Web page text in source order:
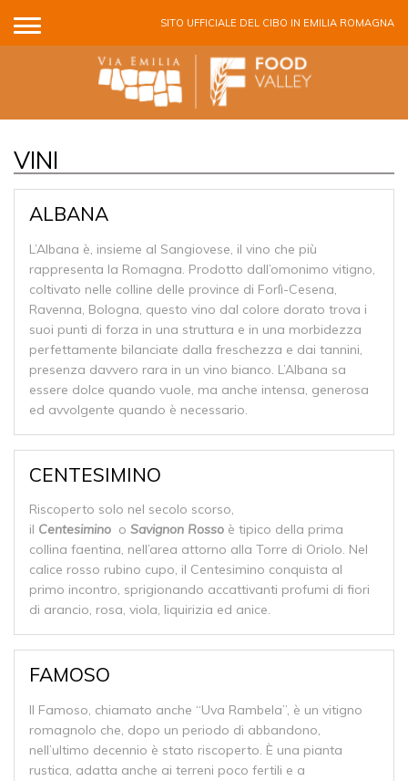
SITO UFFICIALE DEL CIBO IN EMILIA ROMAGNA
VINI
ALBANA
L’Albana è, insieme al Sangiovese, il vino che più
rappresenta la Romagna. Prodotto dall’omonimo vitigno,
coltivato nelle colline delle province di Forlì-Cesena,
Ravenna, Bologna, questo vino dal colore dorato trova i
suoi punti di forza in una struttura e in una morbidezza
perfettamente bilanciate dalla freschezza e dai tannini,
presenza davvero rara in un vino bianco. L’Albana sa
essere dolce quando vuole, ma anche intensa, generosa
ed avvolgente quando è necessario.
CENTESIMINO
Riscoperto solo nel secolo scorso,
il Centesimino o Savignon Rosso è tipico della prima
collina faentina, nell’area attorno alla Torre di Oriolo. Nel
calice rosso rubino cupo, il Centesimino conquista al
primo incontro, sprigionando accattivanti profumi di fiori
di arancio, rosa, viola, liquirizia ed anice.
FAMOSO
Il Famoso, chiamato anche “Uva Rambela”, è un vitigno
romagnolo che, dopo un periodo di abbandono,
nell’ultimo decennio è stato riscoperto. È una pianta
rustica, adatta anche ai terreni poco fertili e a